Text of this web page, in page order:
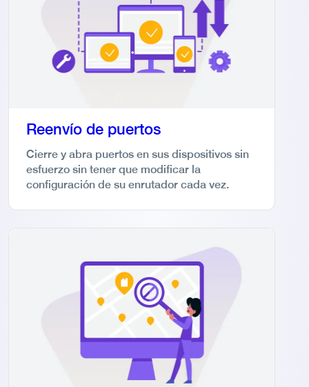
Reenvío de puertos
Cierre y abra puertos en sus dispositivos sin
esfuerzo sin tener que modificar la
configuración de su enrutador cada vez.